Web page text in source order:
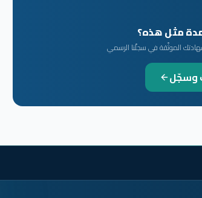
مثل هذه؟
الموثّقة في سجلّنا الرسمي
وسجّل